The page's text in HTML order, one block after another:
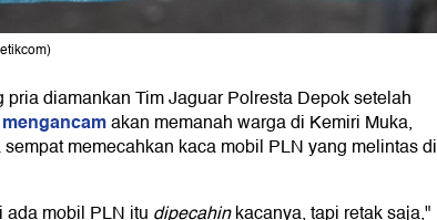
pria diamankan Tim Jaguar Polresta Depok setelah
akan memanah warga di Kemiri Muka,
memecahkan kaca mobil PLN yang melintas di
mobil PLN itu dipecahinkacanya, tapi retak saja,"